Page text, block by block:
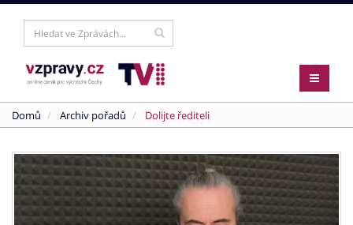
Domů Archiv pořadů Dolijte řediteli